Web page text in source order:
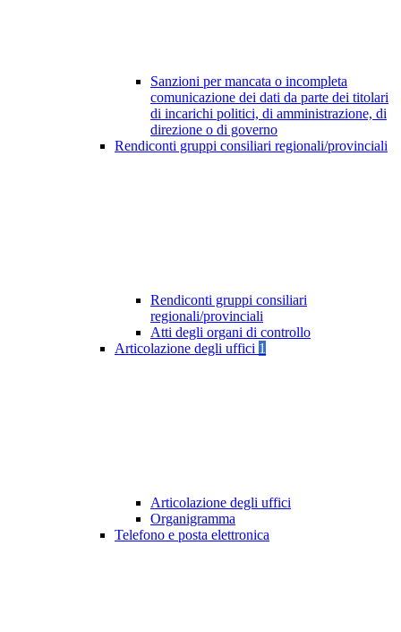
Sanzioni per mancata o incompleta
comunicazione dei dati da parte dei titolari
di incarichi politici, di amministrazione, di
direzione o di governo
Rendiconti gruppi consiliari regionali/provinciali
Rendiconti gruppi consiliari
regionali/provinciali
Atti degli organi di controllo
Articolazione degli uffici 1
Articolazione degli uffici
Organigramma
Telefono e posta elettronica